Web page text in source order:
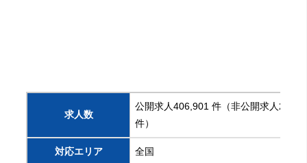
求人数
公開求人406,901 件（非公開求人
件）
対応エリア 全国